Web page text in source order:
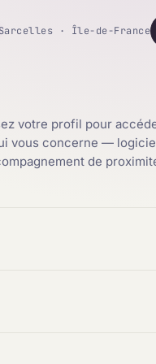
Sarcelles · Île-de-France
votre profil pour
vous concerne —
de